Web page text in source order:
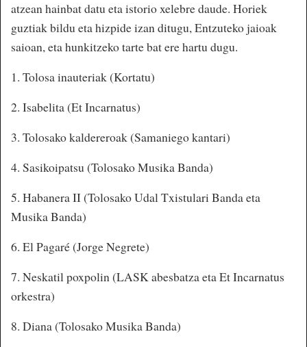
atzean hainbat datu eta istorio xelebre daude. Horiek
guztiak bildu eta hizpide izan ditugu, Entzuteko jaioak
saioan, eta hunkitzeko tarte bat ere hartu dugu.
1. Tolosa inauteriak (Kortatu)
2. Isabelita (Et Incarnatus)
3. Tolosako kaldereroak (Samaniego kantari)
4. Sasikoipatsu (Tolosako Musika Banda)
5. Habanera II (Tolosako Udal Txistulari Banda eta
Musika Banda)
6. El Pagaré (Jorge Negrete)
7. Neskatil poxpolin (LASK abesbatza eta Et Incarnatus
orkestra)
8. Diana (Tolosako Musika Banda)